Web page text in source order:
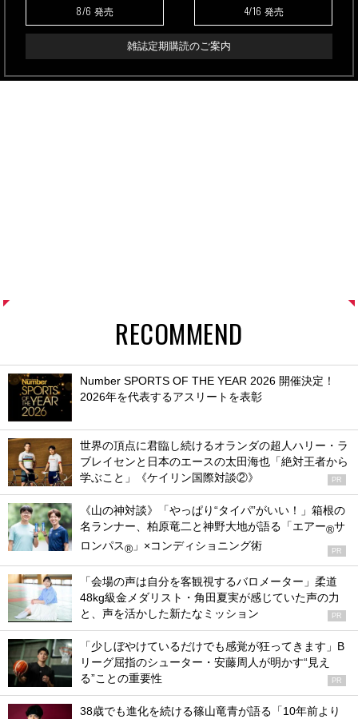
8/6 発売 4/16 発売
雑誌定期購読のご案内
RECOMMEND
Number SPORTS OF THE YEAR 2026 開催決定！
2026年を代表するアスリートを表彰
世界の頂点に君臨し続けるオランダの超人ハリー・ラ
ブレイセンと日本のエースの太田海也「絶対王者から
学ぶこと」《ケイリン国際対談②》
PR
《山の神対談》「やっぱり“タイパ”がいい！」箱根の
名ランナー、柏原竜二と神野大地が語る「エアー®サ
ロンパス® 」×コンディショニング術 PR
「会場の声は自分を客観視するバロメーター」柔道
48kg級金メダリスト・角田夏実が感じていた声の力
と、声を活かした新たなミッション
PR
「少しぼやけているだけでも感覚が狂ってきます」B
リーグ屈指のシューター・安藤周人が明かす“見え
る”ことの重要性
PR
38歳でも進化を続ける篠山竜青が語る「10年前より